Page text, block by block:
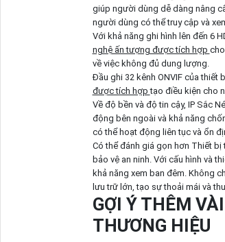
giúp người dùng dễ dàng nâng
người dùng có thể truy cập và
Với khả năng ghi hình lên đến 6
nghệ ấn tượng được tích hợp
về việc không đủ dung lượng.
Đầu ghi 32 kênh ONVIF của
được tích hợptạo điều kiện cho
Về độ bền và độ tin cậy, IP Sắc
động bên ngoài và khả năng
có thể hoạt động liên tục và ổn
Có thể đánh giá gọn hơn Thiết bị
bảo vệ an ninh. Với cấu hình và
khả năng xem ban đêm. Không
lưu trữ lớn, tạo sự thoải mái và
GỢI Ý THÊM
THƯƠNG HIỆU